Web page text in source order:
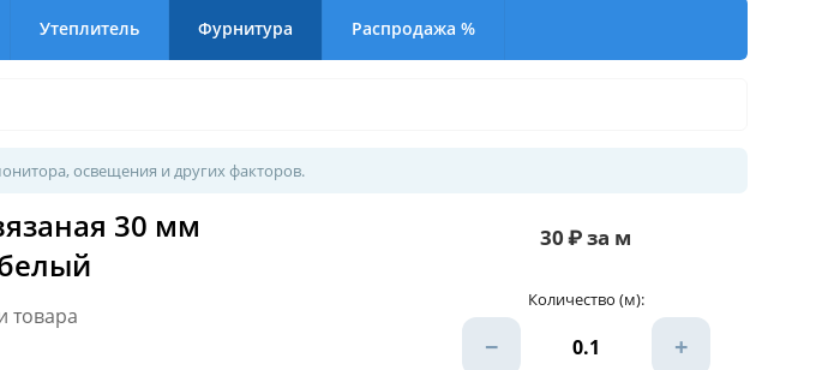
Утеплитель Фурнитура Распродажа %
освещения и других факторов.
30 мм
товара
30₽за м
Количество (м):
− +